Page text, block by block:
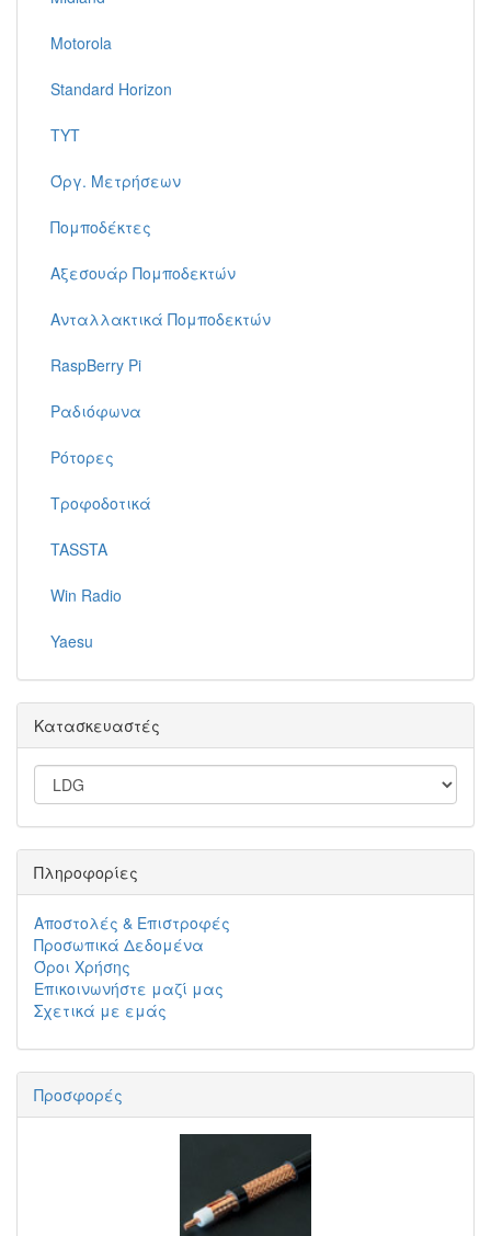
Motorola
Standard Horizon
TYT
Όργ. Μετρήσεων
Πομποδέκτες
Αξεσουάρ Πομποδεκτών
Ανταλλακτικά Πομποδεκτών
RaspBerry Pi
Ραδιόφωνα
Ρότορες
Τροφοδοτικά
TASSTA
Win Radio
Yaesu
Κατασκευαστές
Πληροφορίες
Αποστολές & Επιστροφές
Προσωπικά Δεδομένα
Όροι Χρήσης
Επικοινωνήστε μαζί μας
Σχετικά με εμάς
Προσφορές